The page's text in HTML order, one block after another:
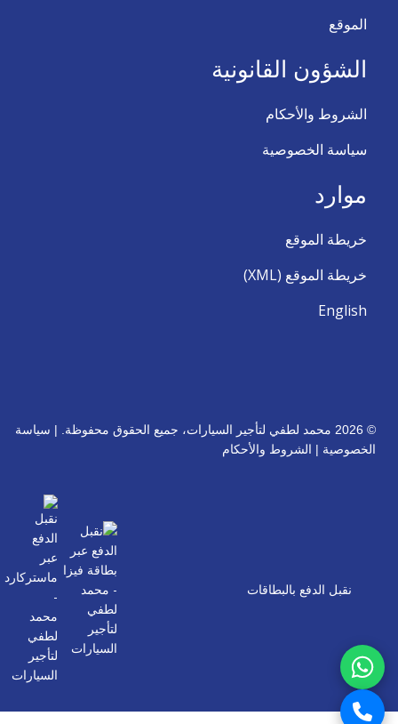
الموقع
الشؤون القانونية
الشروط والأحكام
سياسة الخصوصية
موارد
خريطة الموقع
خريطة الموقع (XML)
English
© 2026 محمد لطفي لتأجير السيارات، جميع الحقوق محفوظة. |
سياسة
الخصوصية | الشروط والأحكام
نقبل الدفع بالبطاقات